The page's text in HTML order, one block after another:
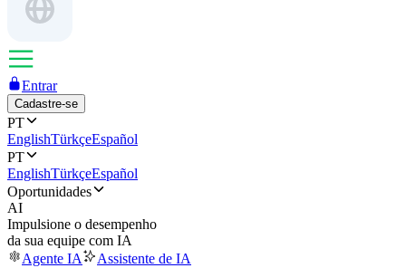
Entrar
Cadastre-se
PT
EnglishTürkçeEspañol
PT
EnglishTürkçeEspañol
Oportunidades
AI
Impulsione o desempenho
da sua equipe com IA
Agente IA
Assistente de IA